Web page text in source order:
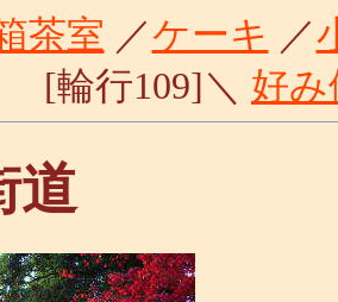
茶室 ／ケーキ ／
[輪行109]＼ 好み
道